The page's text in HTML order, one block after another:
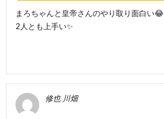
まろちゃんと皇帝さんのやり取り面白い😂
2人とも上手い✨
修也 川畑